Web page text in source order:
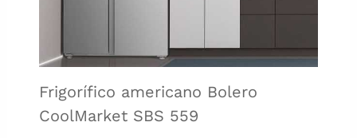
Frigorífico americano Bolero
CoolMarket SBS 559